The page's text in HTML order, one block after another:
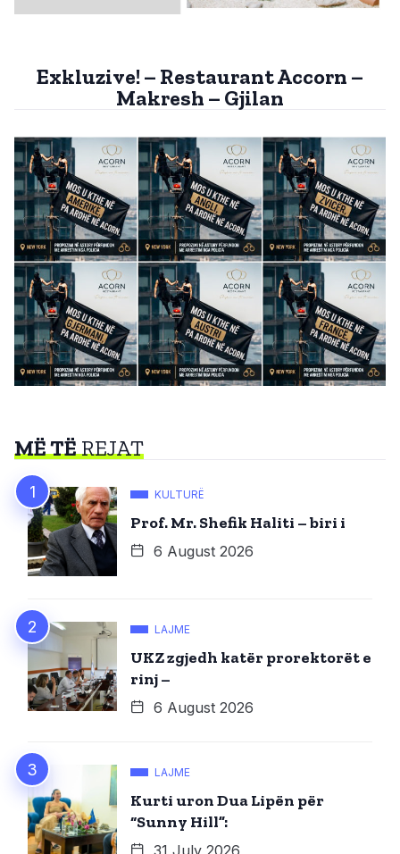
Exkluzive! – Restaurant Accorn –
Makresh – Gjilan
MË TËREJAT
KULTURË
Prof. Mr. Shefik Haliti – biri i
6 August 2026
LAJME
UKZ zgjedh katër prorektorët e
rinj –
6 August 2026
LAJME
Kurti uron Dua Lipën për
“Sunny Hill”:
31 July 2026